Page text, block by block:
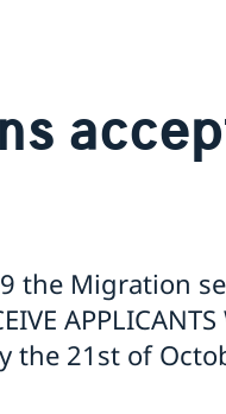
the Migration
APPLICANTS
the 21st of